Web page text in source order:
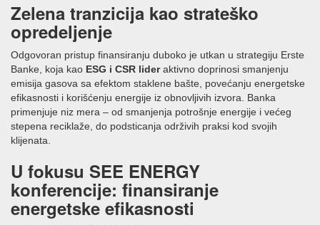
Zelena tranzicija kao strateško
opredeljenje
Odgovoran pristup finansiranju duboko je utkan u strategiju Erste
Banke, koja kao ESG i CSR lideraktivno doprinosi smanjenju
emisija gasova sa efektom staklene bašte, povećanju energetske
efikasnosti i korišćenju energije iz obnovljivih izvora. Banka
primenjuje niz mera – od smanjenja potrošnje energije i većeg
stepena reciklaže, do podsticanja održivih praksi kod svojih
klijenata.
U fokusu SEE ENERGY
konferencije: finansiranje
energetske efikasnosti